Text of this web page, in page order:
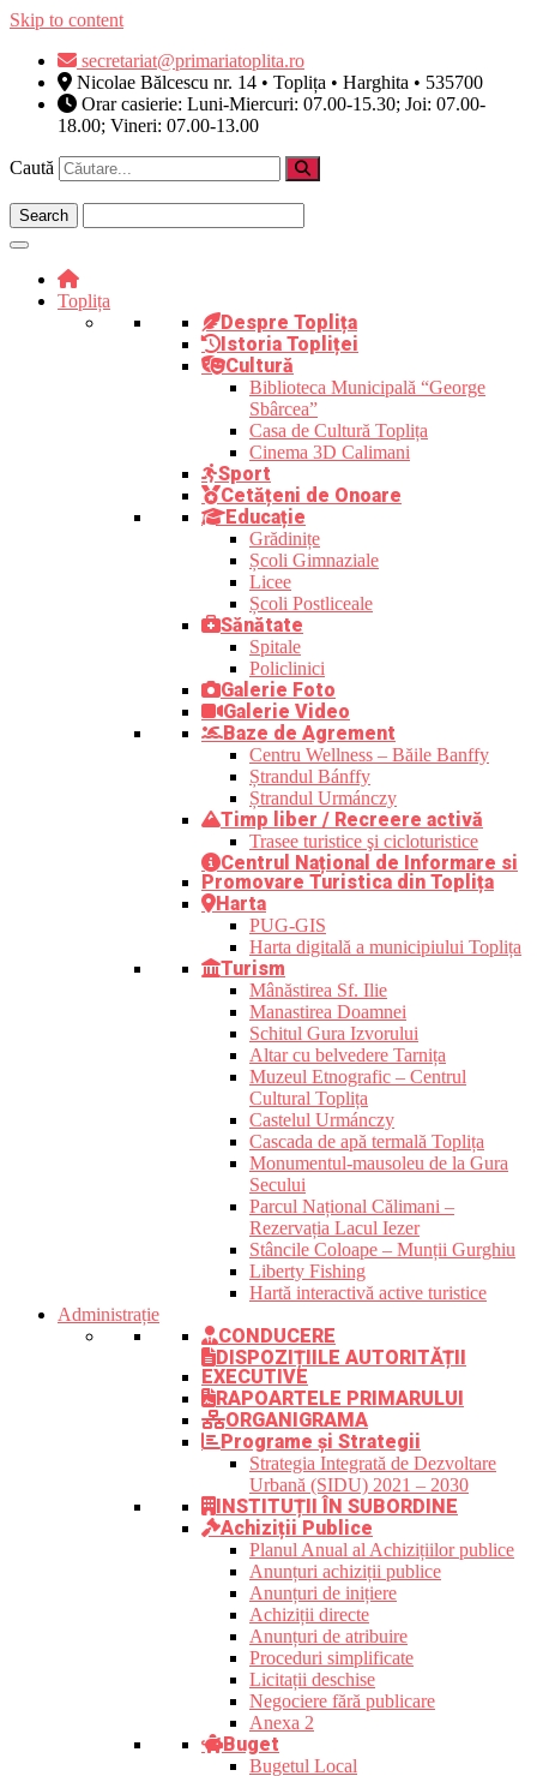
Skip to content
secretariat@primariatoplita.ro
Nicolae Bălcescu nr. 14 • Toplița • Harghita • 535700
Orar casierie: Luni-Miercuri: 07.00-15.30; Joi: 07.00-
18.00; Vineri: 07.00-13.00
Caută
Toplița
Despre Toplița
Istoria Topliței
Cultură
Biblioteca Municipală “George
Sbârcea”
Casa de Cultură Toplița
Cinema 3D Calimani
Sport
Cetățeni de Onoare
Educație
Grădinițe
Școli Gimnaziale
Licee
Școli Postliceale
Sănătate
Spitale
Policlinici
Galerie Foto
Galerie Video
Baze de Agrement
Centru Wellness – Băile Banffy
Ștrandul Bánffy
Ștrandul Urmánczy
Timp liber / Recreere activă
Trasee turistice şi cicloturistice
Centrul Național de Informare si
Promovare Turistica din Toplița
Harta
PUG-GIS
Harta digitală a municipiului Toplița
Turism
Mânăstirea Sf. Ilie
Manastirea Doamnei
Schitul Gura Izvorului
Altar cu belvedere Tarnița
Muzeul Etnografic – Centrul
Cultural Toplița
Castelul Urmánczy
Cascada de apă termală Toplița
Monumentul-mausoleu de la Gura
Secului
Parcul Național Călimani –
Rezervația Lacul Iezer
Stâncile Coloape – Munții Gurghiu
Liberty Fishing
Hartă interactivă active turistice
Administrație
CONDUCERE
DISPOZIȚIILE AUTORITĂȚII
EXECUTIVE
RAPOARTELE PRIMARULUI
ORGANIGRAMA
Programe și Strategii
Strategia Integrată de Dezvoltare
Urbană (SIDU) 2021 – 2030
INSTITUȚII ÎN SUBORDINE
Achiziții Publice
Planul Anual al Achizițiilor publice
Anunțuri achiziții publice
Anunțuri de inițiere
Achiziții directe
Anunțuri de atribuire
Proceduri simplificate
Licitații deschise
Negociere fără publicare
Anexa 2
Buget
Bugetul Local